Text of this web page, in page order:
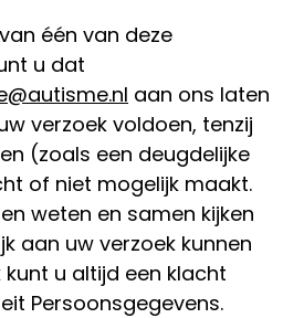
één van deze
u dat
aan ons laten
verzoek voldoen, tenzij
(zoals een deugdelijke
of niet mogelijk maakt.
weten en samen kijken
aan uw verzoek kunnen
u altijd een klacht
Persoonsgegevens.